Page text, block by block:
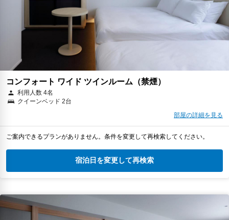
コンフォート ワイド ツインルーム（禁煙）
利用人数 4名
クイーンベッド 2台
部屋の詳細を見る
ご案内できるプランがありません。条件を変更して再検索してください。
宿泊日を変更して再検索